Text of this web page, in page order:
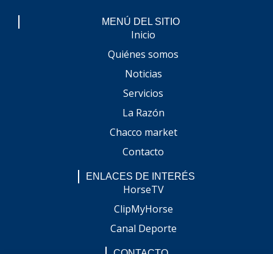
MENÚ DEL SITIO
Inicio
Quiénes somos
Noticias
Servicios
La Razón
Chacco market
Contacto
ENLACES DE INTERÉS
HorseTV
ClipMyHorse
Canal Deporte